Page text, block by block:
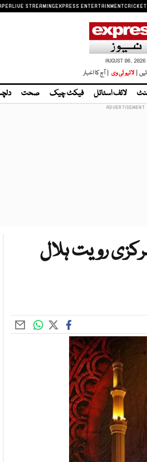
LIVE STREAMINGEXPRESS ENTERTAINMENT
AUGUST 06, 2026
| لائیو ٹی وی | آج کا اخبار
لائف اسٹائل فیکٹ چیک صحت
رویت ہلال